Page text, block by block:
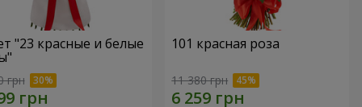
"23 красные и белые
грн
101 красная роза
11 380 грн